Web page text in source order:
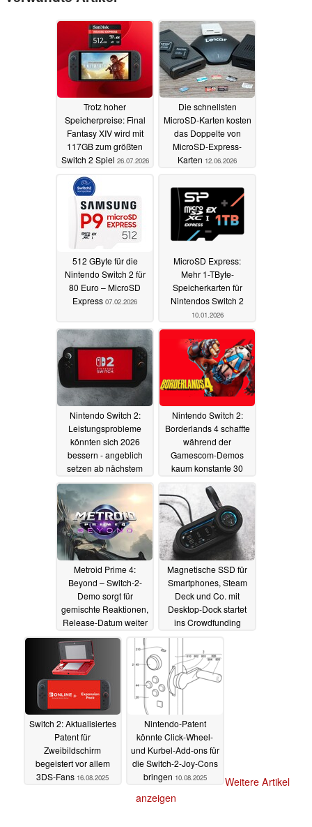
Trotz hoher
Speicherpreise: Final
Fantasy XIV wird mit
117GB zum größten
Switch 2 Spiel 26.07.2026
Die schnellsten
MicroSD-Karten kosten
das Doppelte von
MicroSD-Express-
Karten 12.06.2026
512 GByte für die
Nintendo Switch 2 für
80 Euro – MicroSD
Express 07.02.2026
MicroSD Express:
Mehr 1-TByte-
Speicherkarten für
Nintendos Switch 2
10.01.2026
Nintendo Switch 2:
Leistungsprobleme
könnten sich 2026
bessern - angeblich
setzen ab nächstem
Jahr mehr Spiele auf
DLSS29.08.2025
Nintendo Switch 2:
Borderlands 4 schaffte
während der
Gamescom-Demos
kaum konstante 30
Metroid Prime 4:
Beyond – Switch-2-
Demo sorgt für
gemischte Reaktionen,
Release-Datum weiter
offen24.08.2025
Magnetische SSD für
Smartphones, Steam
Deck und Co. mit
Desktop-Dock startet
ins Crowdfunding
Switch 2: Aktualisiertes
Patent für
Zweibildschirm
begeistert vor allem
3DS-Fans 16.08.2025
Nintendo-Patent
könnte Click-Wheel-
und Kurbel-Add-ons für
die Switch-2-Joy-Cons
bringen 10.08.2025
Weitere Artikel
anzeigen